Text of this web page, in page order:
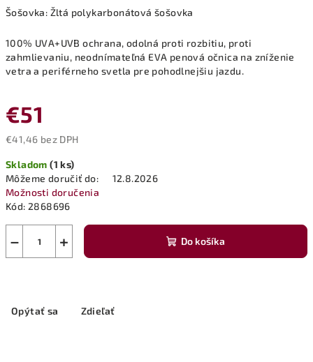
Šošovka: Žltá polykarbonátová šošovka
100% UVA+UVB ochrana, odolná proti rozbitiu, proti
zahmlievaniu, neodnímateľná EVA penová očnica na zníženie
vetra a periférneho svetla pre pohodlnejšiu jazdu.
€51
€41,46 bez DPH
cena:
Skladom(1 ks)
Môžeme doručiť do:
12.8.2026
Možnosti doručenia
Kód: 2868696
+
− Do košíka
Opýtať sa Zdieľať